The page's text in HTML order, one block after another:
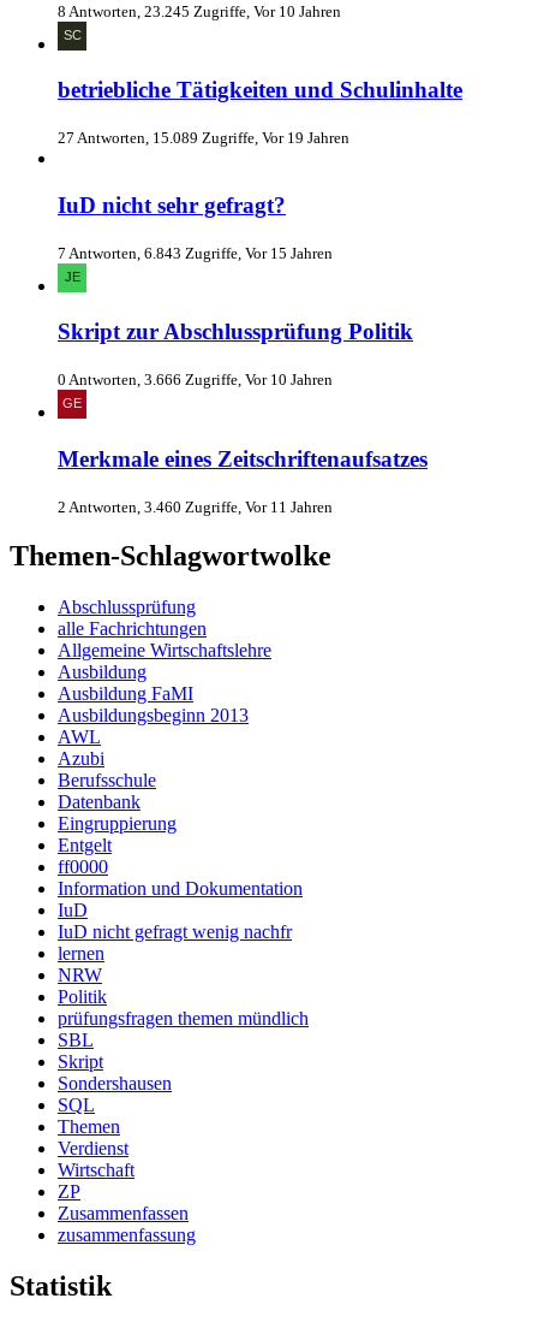
8 Antworten, 23.245 Zugriffe, Vor 10 Jahren
betriebliche Tätigkeiten und Schulinhalte
27 Antworten, 15.089 Zugriffe, Vor 19 Jahren
IuD nicht sehr gefragt?
7 Antworten, 6.843 Zugriffe, Vor 15 Jahren
Skript zur Abschlussprüfung Politik
0 Antworten, 3.666 Zugriffe, Vor 10 Jahren
Merkmale eines Zeitschriftenaufsatzes
2 Antworten, 3.460 Zugriffe, Vor 11 Jahren
Themen-Schlagwortwolke
Abschlussprüfung
alle Fachrichtungen
Allgemeine Wirtschaftslehre
Ausbildung
Ausbildung FaMI
Ausbildungsbeginn 2013
AWL
Azubi
Berufsschule
Datenbank
Eingruppierung
Entgelt
ff0000
Information und Dokumentation
IuD
IuD nicht gefragt wenig nachfr
lernen
NRW
Politik
prüfungsfragen themen mündlich
SBL
Skript
Sondershausen
SQL
Themen
Verdienst
Wirtschaft
ZP
Zusammenfassen
zusammenfassung
Statistik